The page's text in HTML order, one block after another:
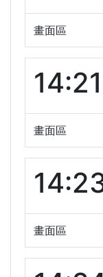
畫面區
畫面區
畫面區